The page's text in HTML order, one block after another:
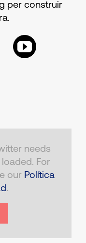
per construir
needs
For
our Política
.